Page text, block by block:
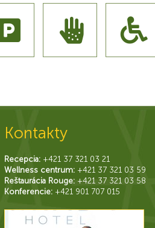
Kontakty
Recepcia: +421 37 321 03 21
Wellness centrum: +421 37 321 03 59
Reštaurácia Rouge: +421 37 321 03 58
Konferencie: +421 901 707 015